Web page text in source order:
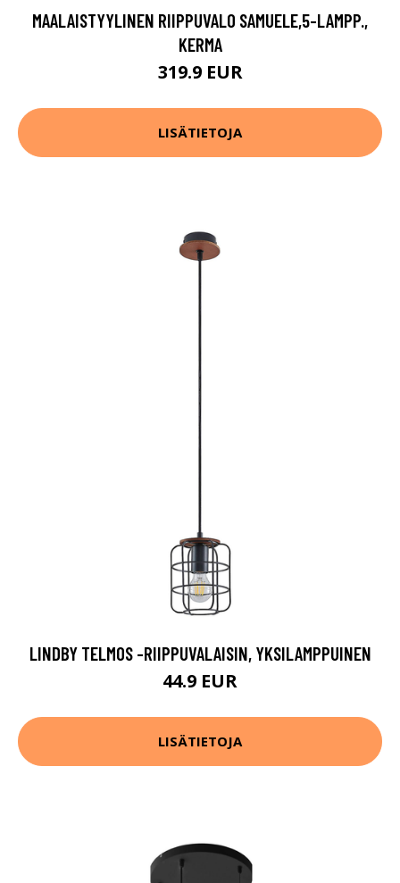
MAALAISTYYLINEN RIIPPUVALO SAMUELE,5-LAMPP.,
KERMA
319.9 EUR
LISÄTIETOJA
LINDBY TELMOS -RIIPPUVALAISIN, YKSILAMPPUINEN
44.9 EUR
LISÄTIETOJA